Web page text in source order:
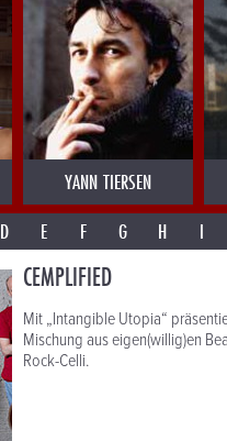
YANN TIERSEN
D E F G H I
CEMPLIFIED
Mit „Intangible Utopia“
Mischung aus eigen(willig)en
Rock-Celli.